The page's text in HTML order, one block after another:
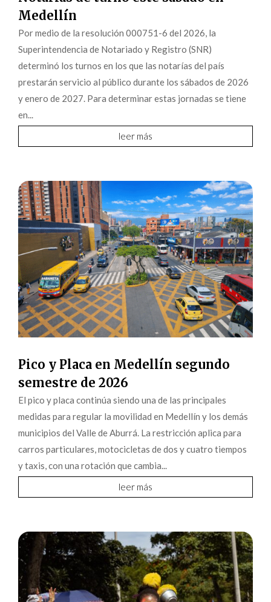
Medellín
Por medio de la resolución 000751-6 del 2026, la
Superintendencia de Notariado y Registro (SNR)
determinó los turnos en los que las notarías del país
prestarán servicio al público durante los sábados de 2026
y enero de 2027. Para determinar estas jornadas se tiene
en...
leer más
Pico y Placa en Medellín segundo
semestre de 2026
El pico y placa continúa siendo una de las principales
medidas para regular la movilidad en Medellín y los demás
municipios del Valle de Aburrá. La restricción aplica para
carros particulares, motocicletas de dos y cuatro tiempos
y taxis, con una rotación que cambia...
leer más